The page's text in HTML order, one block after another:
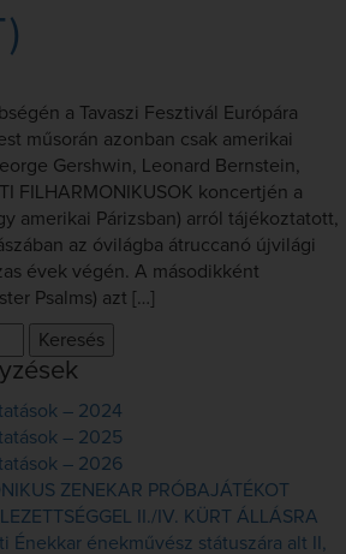
a Tavaszi Fesztivál Európára
műsorán azonban csak amerikai
Gershwin, Leonard Bernstein,
FILHARMONIKUSOK koncertjén a
amerikai Párizsban) arról tájékoztatott,
az óvilágba átruccanó újvilági
évek végén. A másodikként
Psalms) azt […]
– 2024
– 2025
– 2026
ZENEKAR PRÓBAJÁTÉKOT
II./IV. KÜRT ÁLLÁSRA
Énekkar énekművész státuszára alt II,